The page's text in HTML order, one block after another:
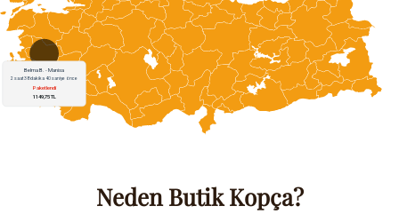
Neden Butik Kopça?